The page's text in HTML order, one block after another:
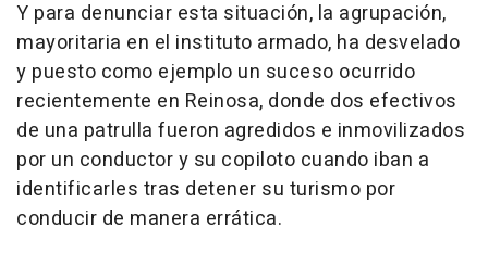
Y para denunciar esta situación, la agrupación,
mayoritaria en el instituto armado, ha desvelado
y puesto como ejemplo un suceso ocurrido
recientemente en Reinosa, donde dos efectivos
de una patrulla fueron agredidos e inmovilizados
por un conductor y su copiloto cuando iban a
identificarles tras detener su turismo por
conducir de manera errática.